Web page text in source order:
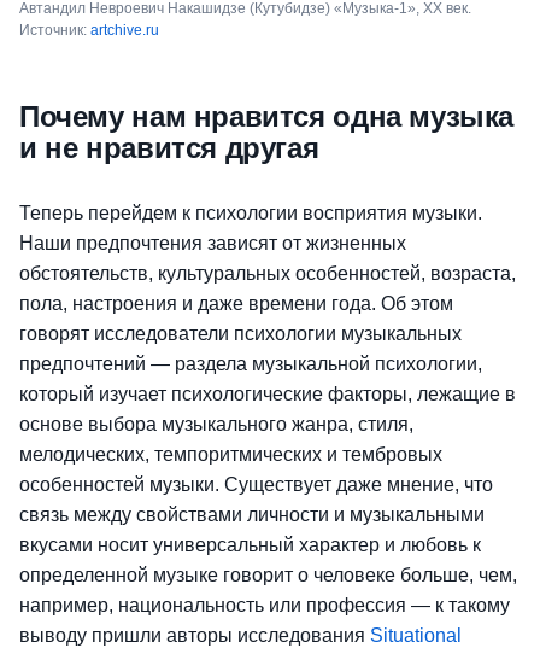
Автандил Невроевич Накашидзе (Кутубидзе) «Музыка-1», XX век.
Источник: artchive.ru
Почему нам нравится одна музыка
и не нравится другая
Теперь перейдем к психологии восприятия музыки.
Наши предпочтения зависят от жизненных
обстоятельств, культуральных особенностей, возраста,
пола, настроения и даже времени года. Об этом
говорят исследователи психологии музыкальных
предпочтений — раздела музыкальной психологии,
который изучает психологические факторы, лежащие в
основе выбора музыкального жанра, стиля,
мелодических, темпоритмических и тембровых
особенностей музыки. Существует даже мнение, что
связь между свойствами личности и музыкальными
вкусами носит универсальный характер и любовь к
определенной музыке говорит о человеке больше, чем,
например, национальность или профессия — к такому
выводу пришли авторы исследования Situational